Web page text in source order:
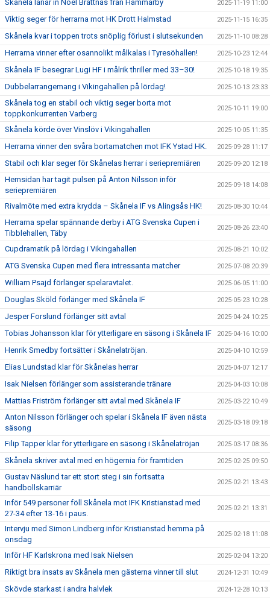
Skånela lånar in Noel Brattnäs från Hammarby 2025-11-19 11:00
Viktig seger för herrarna mot HK Drott Halmstad 2025-11-15 16:35
Skånela kvar i toppen trots snöplig förlust i slutsekunden 2025-11-10 08:28
Herrarna vinner efter osannolikt målkalas i Tyresöhallen! 2025-10-23 12:44
Skånela IF besegrar Lugi HF i målrik thriller med 33–30! 2025-10-18 19:35
Dubbelarrangemang i Vikingahallen på lördag! 2025-10-13 23:33
Skånela tog en stabil och viktig seger borta mot
toppkonkurrenten Varberg
2025-10-11 19:00
Skånela körde över Vinslöv i Vikingahallen 2025-10-05 11:35
Herrarna vinner den svåra bortamatchen mot IFK Ystad HK. 2025-09-28 11:17
Stabil och klar seger för Skånelas herrar i seriepremiären 2025-09-20 12:18
Hemsidan har tagit pulsen på Anton Nilsson inför
seriepremiären
2025-09-18 14:08
Rivalmöte med extra krydda – Skånela IF vs Alingsås HK! 2025-08-30 10:44
Herrarna spelar spännande derby i ATG Svenska Cupen i
Tibblehallen, Täby
2025-08-26 23:40
Cupdramatik på lördag i Vikingahallen 2025-08-21 10:02
ATG Svenska Cupen med flera intressanta matcher 2025-07-08 20:39
William Psajd förlänger spelaravtalet. 2025-06-05 11:00
Douglas Sköld förlänger med Skånela IF 2025-05-23 10:28
Jesper Forslund förlänger sitt avtal 2025-04-24 10:25
Tobias Johansson klar för ytterligare en säsong i Skånela IF 2025-04-16 10:00
Henrik Smedby fortsätter i Skånelatröjan. 2025-04-10 10:59
Elias Lundstad klar för Skånelas herrar 2025-04-07 12:17
Isak Nielsen förlänger som assisterande tränare 2025-04-03 10:08
Mattias Friström förlänger sitt avtal med Skånela IF 2025-03-22 10:49
Anton Nilsson förlänger och spelar i Skånela IF även nästa
säsong
2025-03-18 09:18
Filip Tapper klar för ytterligare en säsong i Skånelatröjan 2025-03-17 08:36
Skånela skriver avtal med en högernia för framtiden 2025-02-25 09:50
Gustav Näslund tar ett stort steg i sin fortsatta
handbollskarriär
2025-02-21 13:43
Inför 549 personer föll Skånela mot IFK Kristianstad med
27-34 efter 13-16 i paus.
2025-02-21 13:31
Intervju med Simon Lindberg inför Kristianstad hemma på
onsdag
2025-02-18 11:08
Inför HF Karlskrona med Isak Nielsen 2025-02-04 13:20
Riktigt bra insats av Skånela men gästerna vinner till slut 2024-12-31 10:49
Skövde starkast i andra halvlek 2024-12-28 10:13